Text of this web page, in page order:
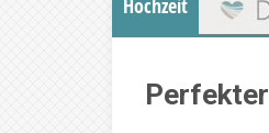
Hochzeit